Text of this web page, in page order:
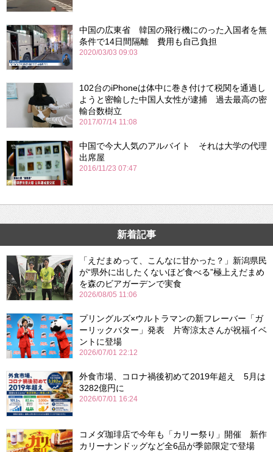
中国の広東省 韓国の飛行機にのった入国者を無
条件で14日間隔離 費用も自己負担
2020/03/03 09:03
102台のiPhoneは体中に巻き付けて税関を通過し
ようと密輸した中国人女性が逮捕 過去最高の密
輸台数樹立
2017/07/14 11:08
中国で今大人気のアルバイト それは大学の代理
出席屋
2016/11/23 07:47
新着記事
「えだまめって、こんなに甘かった？」新潟県民
が“県外に出したくないほど食べる”極上えだまめ
を森のビアガーデンで実食
2026/08/05 11:06
プリングルズ×ウルトラマンの新フレーバー「ガ
ーリックバター」発表 片寄涼太さんが祝福イベ
ントに登場
2026/07/01 22:12
外食市場、コロナ禍後初めて2019年超え 5月は
3282億円に
2026/07/01 16:24
コメダ珈琲店で今年も「カリー祭り」開催 新作
カリーナンドッグなど全6品が季節限定で登場